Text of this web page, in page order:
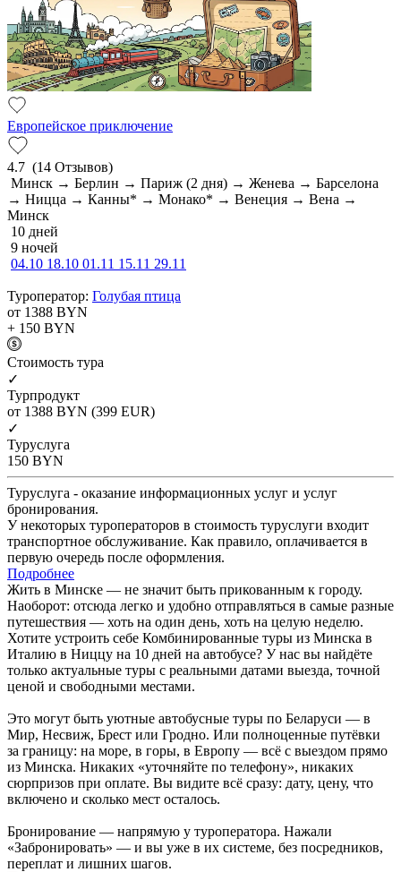
Европейское приключение
4.7 (14 Отзывов)
Минск → Берлин → Париж (2 дня) → Женева → Барселона
→ Ницца → Канны* → Монако* → Венеция → Вена →
Минск
10 дней
9 ночей
04.10 18.10 01.11 15.11 29.11
Туроператор: Голубая птица
от 1388 BYN
+ 150 BYN
Cтоимость тура
✓
Турпродукт
от 1388 BYN (399 EUR)
✓
Туруслуга
150 BYN
Туруслуга - оказание информационных услуг и услуг
бронирования.
У некоторых туроператоров в стоимость туруслуги входит
транспортное обслуживание. Как правило, оплачивается в
первую очередь после оформления.
Подробнее
Жить в Минске — не значит быть прикованным к городу.
Наоборот: отсюда легко и удобно отправляться в самые разные
путешествия — хоть на один день, хоть на целую неделю.
Хотите устроить себе Комбинированные туры из Минска в
Италию в Ниццу на 10 дней на автобусе? У нас вы найдёте
только актуальные туры с реальными датами выезда, точной
ценой и свободными местами.
Это могут быть уютные автобусные туры по Беларуси — в
Мир, Несвиж, Брест или Гродно. Или полноценные путёвки
за границу: на море, в горы, в Европу — всё с выездом прямо
из Минска. Никаких «уточняйте по телефону», никаких
сюрпризов при оплате. Вы видите всё сразу: дату, цену, что
включено и сколько мест осталось.
Бронирование — напрямую у туроператора. Нажали
«Забронировать» — и вы уже в их системе, без посредников,
переплат и лишних шагов.